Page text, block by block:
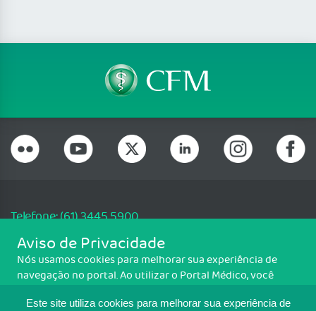
Este site utiliza cookies para melhorar sua experiência de
Telefone: (61) 3445 5900
Email: cfm@portalmedico.org.br
SGAS 616, Conjunto D, Lote 115, L2 Sul, Brasília/DF - CEP: 70200-760 -
CNPJ: 33.583.550/0001-30
Aviso de Privacidade
Nós usamos cookies para melhorar sua experiência de
navegação no portal. Ao utilizar o Portal Médico, você
Para ter mais informações sobre como isso é feito, acesse